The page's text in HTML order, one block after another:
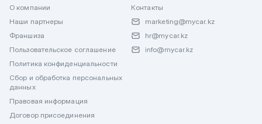
О компании
Наши партнеры
Франшиза
Пользовательское соглашение
Политика конфиденциальности
Сбор и обработка персональных
данных
Правовая информация
Договор присоединения
Контакты
marketing@mycar.kz
hr@mycar.kz
info@mycar.kz